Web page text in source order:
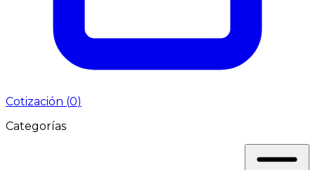
Cotización (0)
Categorías